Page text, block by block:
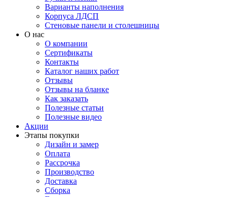
Варианты наполнения
Корпуса ЛДСП
Стеновые панели и столешницы
О нас
О компании
Сертификаты
Контакты
Каталог наших работ
Отзывы
Отзывы на бланке
Как заказать
Полезные статьи
Полезные видео
Акции
Этапы покупки
Дизайн и замер
Оплата
Рассрочка
Производство
Доставка
Сборка